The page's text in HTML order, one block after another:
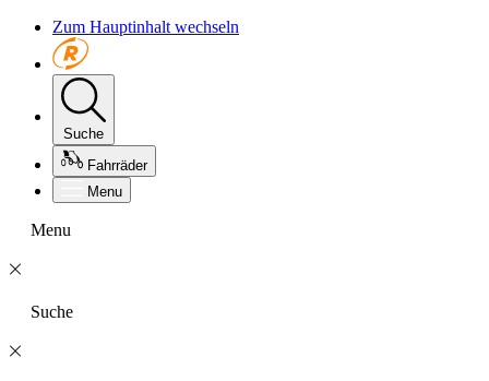
Zum Hauptinhalt wechseln
Suche
Fahrräder
Menu
Menu
Suche